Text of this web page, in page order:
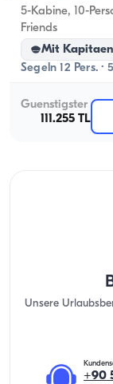
5-Kabine, 10-
Friends
Mit Kapitaen
Segeln 12 Pers. ·
Guenstigster
111.255 TL
Unsere
+90